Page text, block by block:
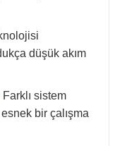
düşük akım
Farklı sistem
bir çalışma